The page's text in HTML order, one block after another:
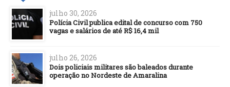
julho 30, 2026
Polícia Civil publica edital de concurso com 750
vagas e salários de até R$ 16,4 mil
julho 26, 2026
Dois policiais militares são baleados durante
operação no Nordeste de Amaralina